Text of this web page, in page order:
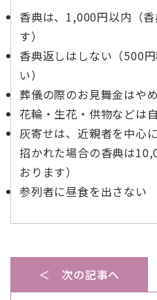
香典は、1,000円以内（
す）
香典返しはしない（500
い）
葬儀の際のお見舞金はや
花輪・生花・供物などは
灰寄せは、近親者を中心
招かれた場合の香典は
おります）
参列者に昼食を出さない
＜ 次の記事へ